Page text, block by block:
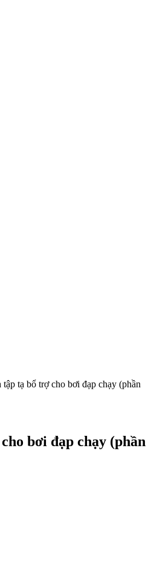
tập tạ bổ trợ cho bơi đạp chạy (phần
bơi đạp chạy (phần